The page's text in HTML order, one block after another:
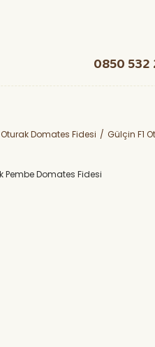
0850
Oturak Domates Fidesi Gülçin F1